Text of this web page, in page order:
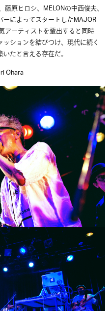
原ヒロシ、MELONの中西俊夫、
によってスタートしたMAJOR
アーティストを輩出すると同時
ションを結びつけ、現代に続く
たと言える存在だ。
Ohara